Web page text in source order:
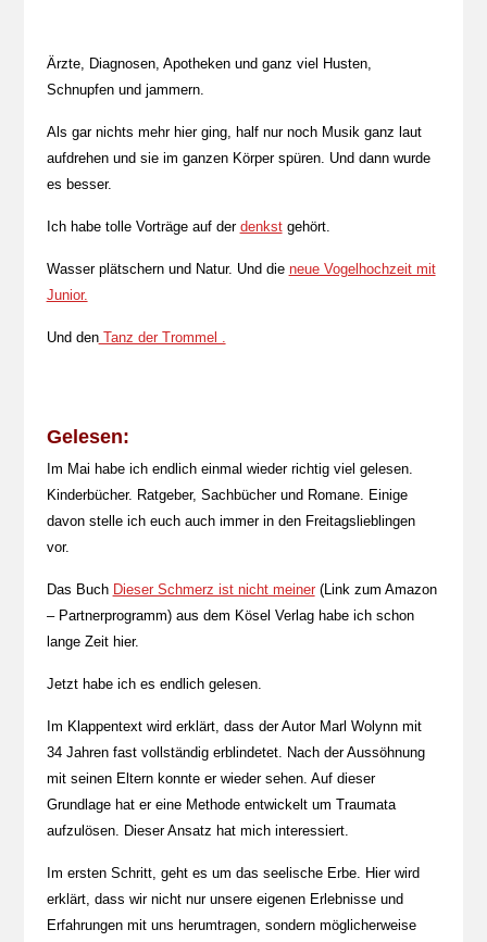
Ärzte, Diagnosen, Apotheken und ganz viel Husten,
Schnupfen und jammern.
Als gar nichts mehr hier ging, half nur noch Musik ganz laut
aufdrehen und sie im ganzen Körper spüren. Und dann wurde
es besser.
Ich habe tolle Vorträge auf der denkstgehört.
Wasser plätschern und Natur. Und die neue Vogelhochzeit mit
Junior.
Und denTanz der Trommel .
Gelesen:
Im Mai habe ich endlich einmal wieder richtig viel gelesen.
Kinderbücher. Ratgeber, Sachbücher und Romane. Einige
davon stelle ich euch auch immer in den Freitagslieblingen
vor.
Das Buch Dieser Schmerz ist nicht meiner(Link zum Amazon
– Partnerprogramm) aus dem Kösel Verlag habe ich schon
lange Zeit hier.
Jetzt habe ich es endlich gelesen.
Im Klappentext wird erklärt, dass der Autor Marl Wolynn mit
34 Jahren fast vollständig erblindetet. Nach der Aussöhnung
mit seinen Eltern konnte er wieder sehen. Auf dieser
Grundlage hat er eine Methode entwickelt um Traumata
aufzulösen. Dieser Ansatz hat mich interessiert.
Im ersten Schritt, geht es um das seelische Erbe. Hier wird
erklärt, dass wir nicht nur unsere eigenen Erlebnisse und
Erfahrungen mit uns herumtragen, sondern möglicherweise